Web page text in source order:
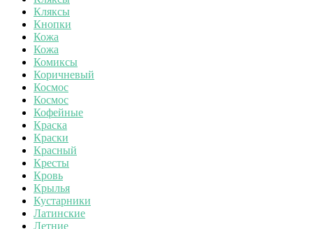
Кляксы
Кнопки
Кожа
Кожа
Комиксы
Коричневый
Космос
Космос
Кофейные
Краска
Краски
Красный
Кресты
Кровь
Крылья
Кустарники
Латинские
Летние